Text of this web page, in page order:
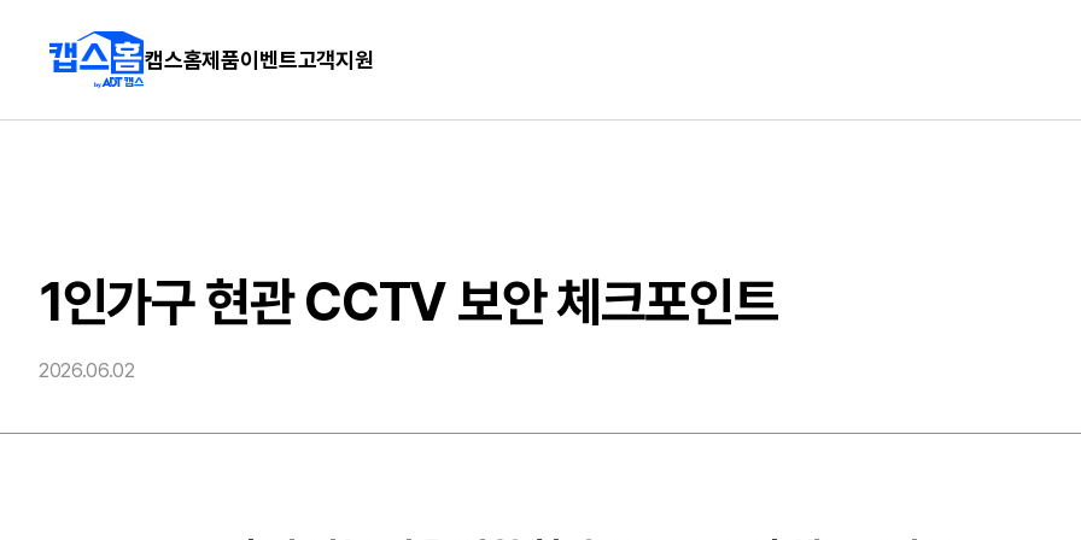
캡스홈제품이벤트고객지원
1인가구 현관 CCTV 보안 체크포인트
2026.06.02